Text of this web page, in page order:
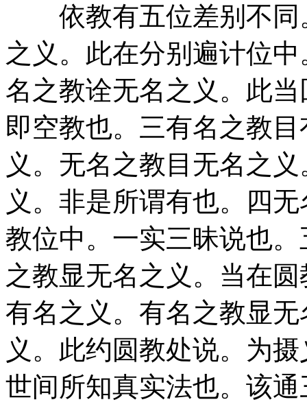
依教有五位差别不同
之义。此在分别遍计位
名之教诠无名之义。此
即空教也。三有名之教
义。无名之教目无名之
义。非是所谓有也。四
教位中。一实三昧说也
之教显无名之义。当在
有名之义。有名之教显
义。此约圆教处说。为
世间所知真实法也。该